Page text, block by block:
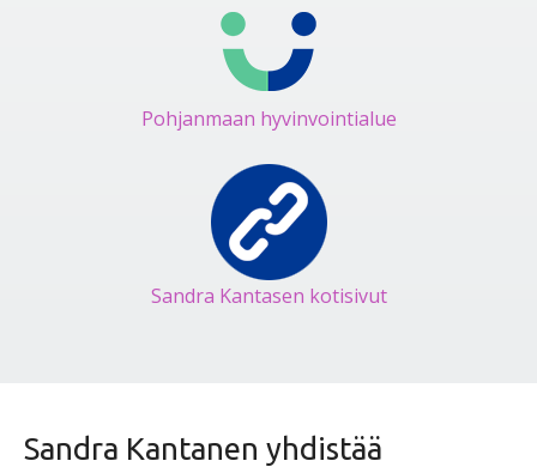
Pohjanmaan hyvinvointialue
Sandra Kantasen kotisivut
Sandra Kantanen yhdistää